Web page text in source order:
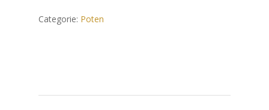
Categorie: Poten